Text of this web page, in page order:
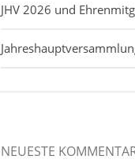
JHV 2026 und
NEUESTE